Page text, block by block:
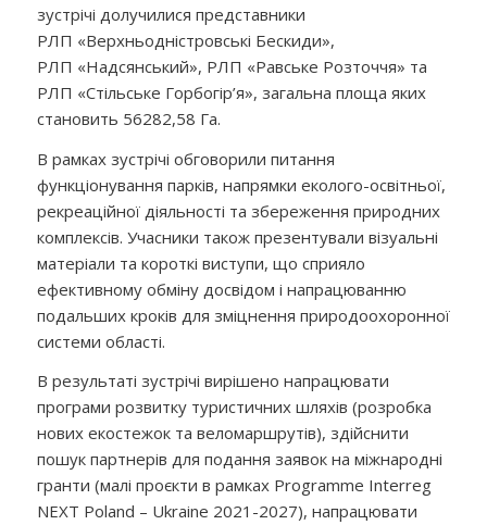
зустрічі долучилися представники
РЛП «Верхньодністровські Бескиди»,
РЛП «Надсянський», РЛП «Равське Розточчя» та
РЛП «Стільське Горбогір’я», загальна площа яких
становить 56282,58 Га.
В рамках зустрічі обговорили питання
функціонування парків, напрямки еколого-освітньої,
рекреаційної діяльності та збереження природних
комплексів. Учасники також презентували візуальні
матеріали та короткі виступи, що сприяло
ефективному обміну досвідом і напрацюванню
подальших кроків для зміцнення природоохоронної
системи області.
В результаті зустрічі вирішено напрацювати
програми розвитку туристичних шляхів (розробка
нових екостежок та веломаршрутів), здійснити
пошук партнерів для подання заявок на міжнародні
гранти (малі проєкти в рамках Programme Interreg
NEXT Poland – Ukraine 2021-2027), напрацювати